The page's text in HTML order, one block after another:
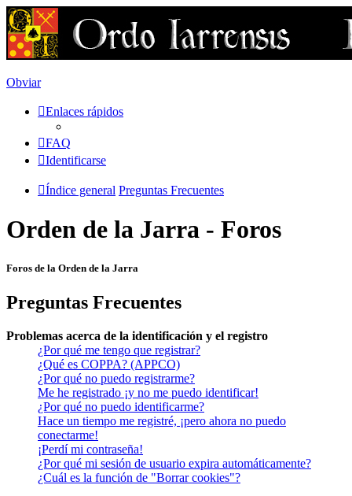
Obviar
Enlaces rápidos
FAQ
Identificarse
Índice general Preguntas Frecuentes
Orden de la Jarra - Foros
Foros de la Orden de la Jarra
Preguntas Frecuentes
Problemas acerca de la identificación y el registro
¿Por qué me tengo que registrar?
¿Qué es COPPA? (APPCO)
¿Por qué no puedo registrarme?
Me he registrado ¡y no me puedo identificar!
¿Por qué no puedo identificarme?
Hace un tiempo me registré, ¡pero ahora no puedo
conectarme!
¡Perdí mi contraseña!
¿Por qué mi sesión de usuario expira automáticamente?
¿Cuál es la función de "Borrar cookies"?